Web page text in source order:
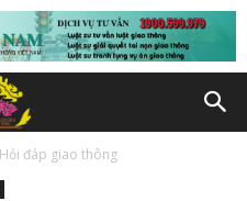
Hỏi đáp giao thông